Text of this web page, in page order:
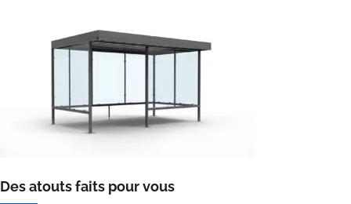
Des atouts faits pour vous